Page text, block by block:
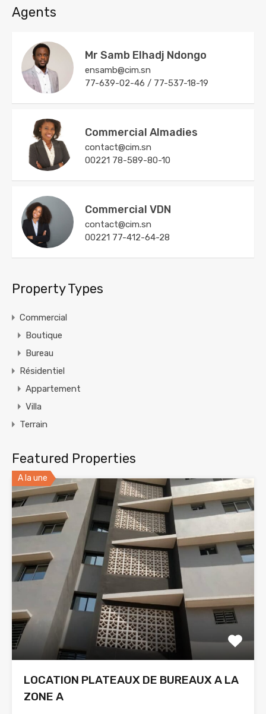
Agents
Mr Samb Elhadj Ndongo
ensamb@cim.sn
77-639-02-46 / 77-537-18-19
Commercial Almadies
contact@cim.sn
00221 78-589-80-10
Commercial VDN
contact@cim.sn
00221 77-412-64-28
Property Types
Commercial
Boutique
Bureau
Résidentiel
Appartement
Villa
Terrain
Featured Properties
A la une
LOCATION PLATEAUX DE BUREAUX A LA
ZONE A